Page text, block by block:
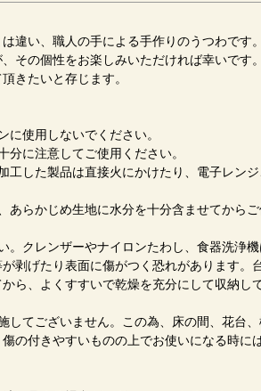
違い、職人の手による手作りのうつわです
その個性をお楽しみいただければ幸いです。
きたいと存じます。
使用しないでください。
に注意してご使用ください。
した製品は直接火にかけたり、電子レンジ
らかじめ生地に水分を十分含ませてからご
。クレンザーやナイロンたわし、食器洗浄
剥げたり表面に傷がつく恐れがあります。
ら、よくすすいで乾燥を充分にして収納し
してございません。この為、床の間、花台
の付きやすいものの上でお使いになる時に